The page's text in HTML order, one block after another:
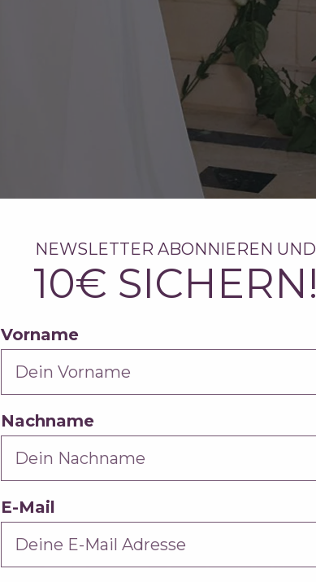
NEWSLETTER ABONNIEREN UND
10€ SICHERN!
Vorname
Nachname
E-Mail